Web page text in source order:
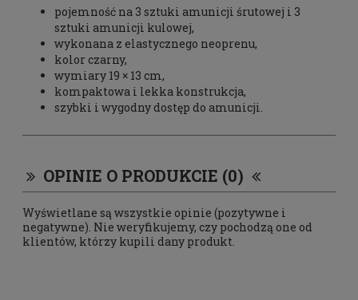
pojemność na 3 sztuki amunicji śrutowej i 3
sztuki amunicji kulowej,
wykonana z elastycznego neoprenu,
kolor czarny,
wymiary 19 × 13 cm,
kompaktowa i lekka konstrukcja,
szybki i wygodny dostęp do amunicji.
OPINIE O PRODUKCIE (0)
Wyświetlane są wszystkie opinie (pozytywne i
negatywne). Nie weryfikujemy, czy pochodzą one od
klientów, którzy kupili dany produkt.